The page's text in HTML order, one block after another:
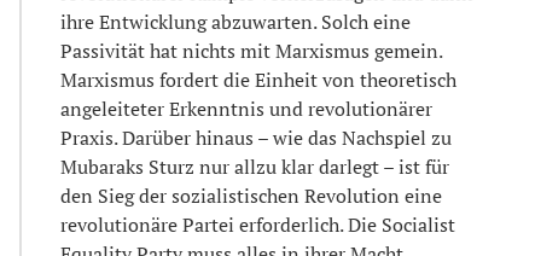
ihre Entwicklung abzuwarten. Solch eine
Passivität hat nichts mit Marxismus gemein.
Marxismus fordert die Einheit von theoretisch
angeleiteter Erkenntnis und revolutionärer
Praxis. Darüber hinaus – wie das Nachspiel zu
Mubaraks Sturz nur allzu klar darlegt – ist für
den Sieg der sozialistischen Revolution eine
revolutionäre Partei erforderlich. Die Socialist